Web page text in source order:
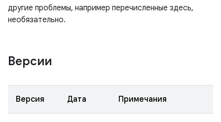
другие проблемы, например перечисленные здесь,
необязательно.
Версии
Версия Дата Примечания